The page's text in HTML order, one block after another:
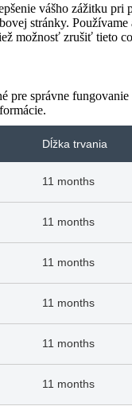
vášho zážitku
stránky.
možnosť zrušiť tieto
pre správne
Dĺžka trvania
11 months
11 months
11 months
11 months
11 months
11 months